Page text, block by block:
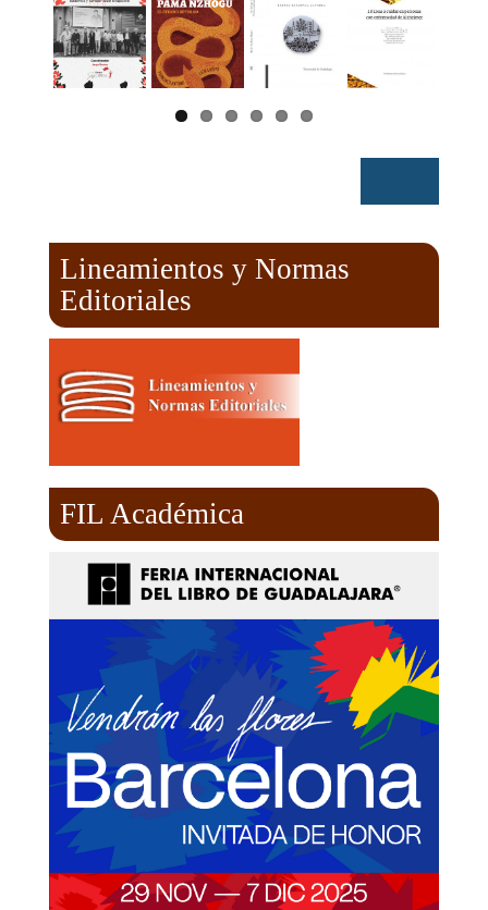
Lineamientos y Normas
Editoriales
FIL Académica